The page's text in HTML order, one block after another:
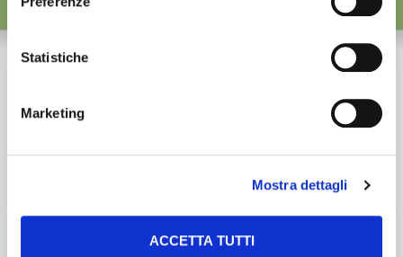
Statistiche
Marketing
Mostra dettagli
ACCETTA TUTTI